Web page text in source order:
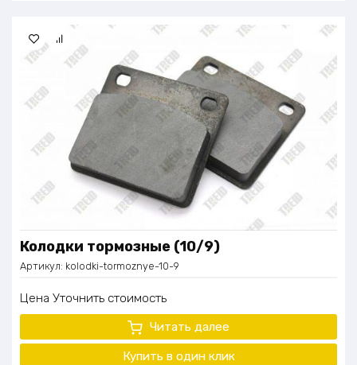
Колодки тормозные (10/9)
Артикул: kolodki-tormoznye-10-9
Цена Уточнить стоимость
Читать далее
Купить в один клик